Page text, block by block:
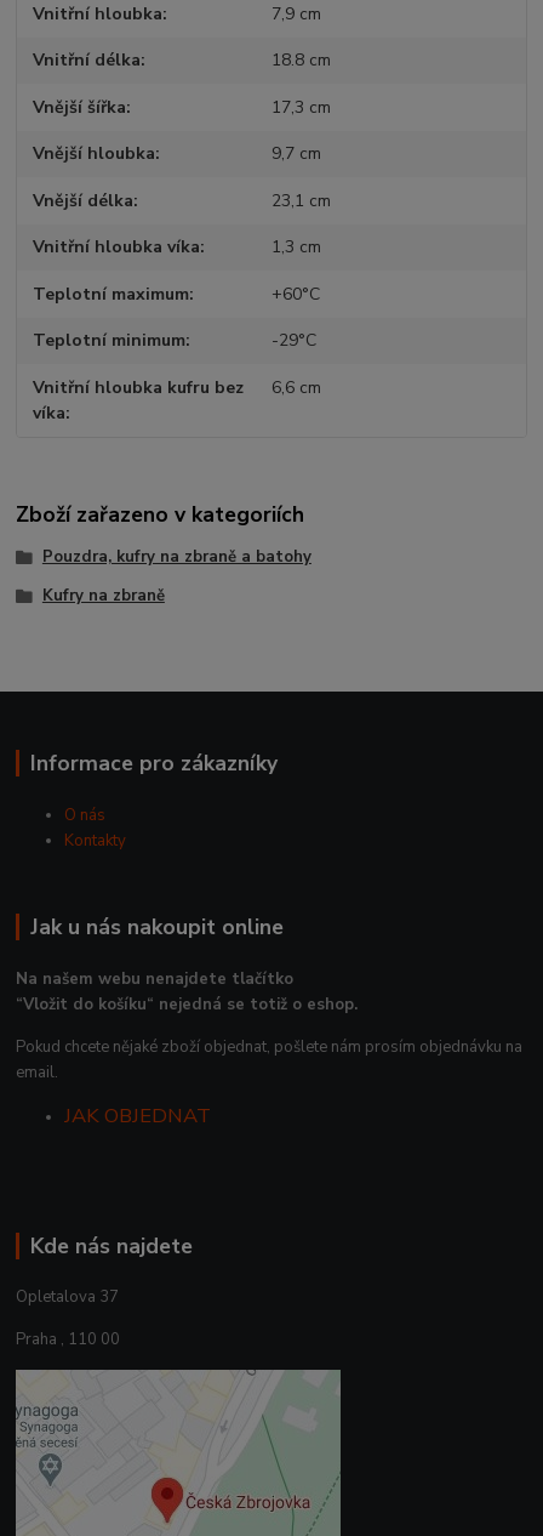
Vnitřní hloubka 7,9 cm
Vnitřní délka 18.8 cm
Vnější šířka 17,3 cm
Vnější hloubka 9,7 cm
Vnější délka 23,1 cm
Vnitřní hloubka víka 1,3 cm
Teplotní maximum +60°C
Teplotní minimum -29°C
Vnitřní hloubka kufru bez
víka
6,6 cm
Zboží zařazeno v kategoriích
Pouzdra, kufry na zbraně a batohy
Kufry na zbraně
Informace pro zákazníky
O nás
Kontakty
Jak u nás nakoupit online
Na našem webu nenajdete tlačítko
“Vložit do košíku“ nejedná se totiž o eshop.
Pokud chcete nějaké zboží objednat, pošlete nám prosím objednávku na
email.
JAK OBJEDNAT
Kde nás najdete
Opletalova 37
Praha , 110 00